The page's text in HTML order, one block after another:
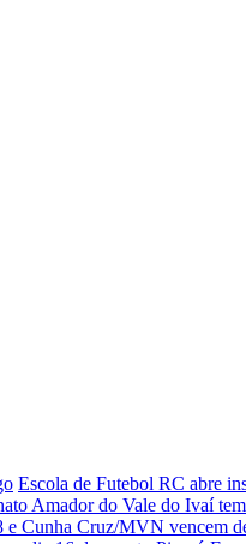
Escola de Futebol RC abre
Amador do Vale do Ivaí
Cunha Cruz/MVN vencem